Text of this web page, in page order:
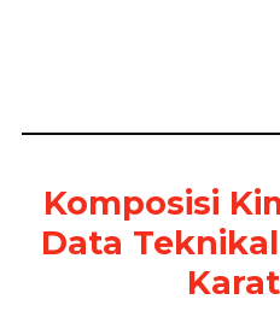
Komposisi
Data